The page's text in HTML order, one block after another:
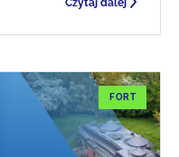
Czytaj dalej
FORT